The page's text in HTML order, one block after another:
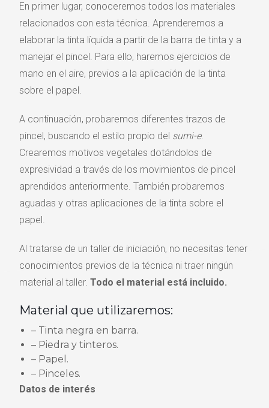
En primer lugar, conoceremos todos los materiales
relacionados con esta técnica. Aprenderemos a
elaborar la tinta líquida a partir de la barra de tinta y a
manejar el pincel. Para ello, haremos ejercicios de
mano en el aire, previos a la aplicación de la tinta
sobre el papel.
A continuación, probaremos diferentes trazos de
pincel, buscando el estilo propio del sumi-e.
Crearemos motivos vegetales dotándolos de
expresividad a través de los movimientos de pincel
aprendidos anteriormente. También probaremos
aguadas y otras aplicaciones de la tinta sobre el
papel.
Al tratarse de un taller de iniciación, no necesitas tener
conocimientos previos de la técnica ni traer ningún
material al taller.Todo el material está incluido.
Material que utilizaremos:
– Tinta negra en barra.
– Piedra y tinteros.
– Papel.
– Pinceles.
Datos de interés